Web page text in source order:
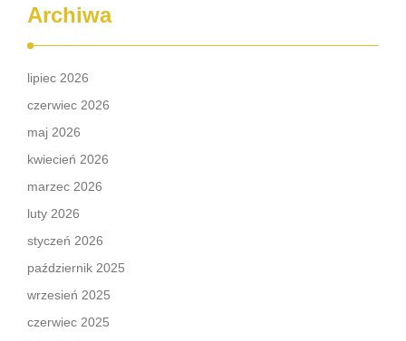
Archiwa
lipiec 2026
czerwiec 2026
maj 2026
kwiecień 2026
marzec 2026
luty 2026
styczeń 2026
październik 2025
wrzesień 2025
czerwiec 2025